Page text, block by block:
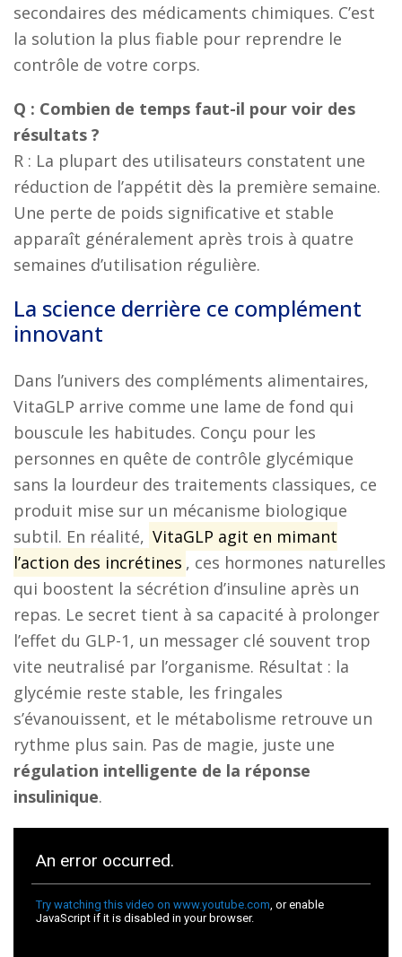
secondaires des médicaments chimiques. C’est
la solution la plus fiable pour reprendre le
contrôle de votre corps.
Q : Combien de temps faut-il pour voir des
résultats ?
R : La plupart des utilisateurs constatent une
réduction de l’appétit dès la première semaine.
Une perte de poids significative et stable
apparaît généralement après trois à quatre
semaines d’utilisation régulière.
La science derrière ce complément
innovant
Dans l’univers des compléments alimentaires,
VitaGLP arrive comme une lame de fond qui
bouscule les habitudes. Conçu pour les
personnes en quête de contrôle glycémique
sans la lourdeur des traitements classiques, ce
produit mise sur un mécanisme biologique
subtil. En réalité, VitaGLP agit en mimant
l’action des incrétines , ces hormones naturelles
qui boostent la sécrétion d’insuline après un
repas. Le secret tient à sa capacité à prolonger
l’effet du GLP-1, un messager clé souvent trop
vite neutralisé par l’organisme. Résultat : la
glycémie reste stable, les fringales
s’évanouissent, et le métabolisme retrouve un
rythme plus sain. Pas de magie, juste une
régulation intelligente de la réponse
insulinique.